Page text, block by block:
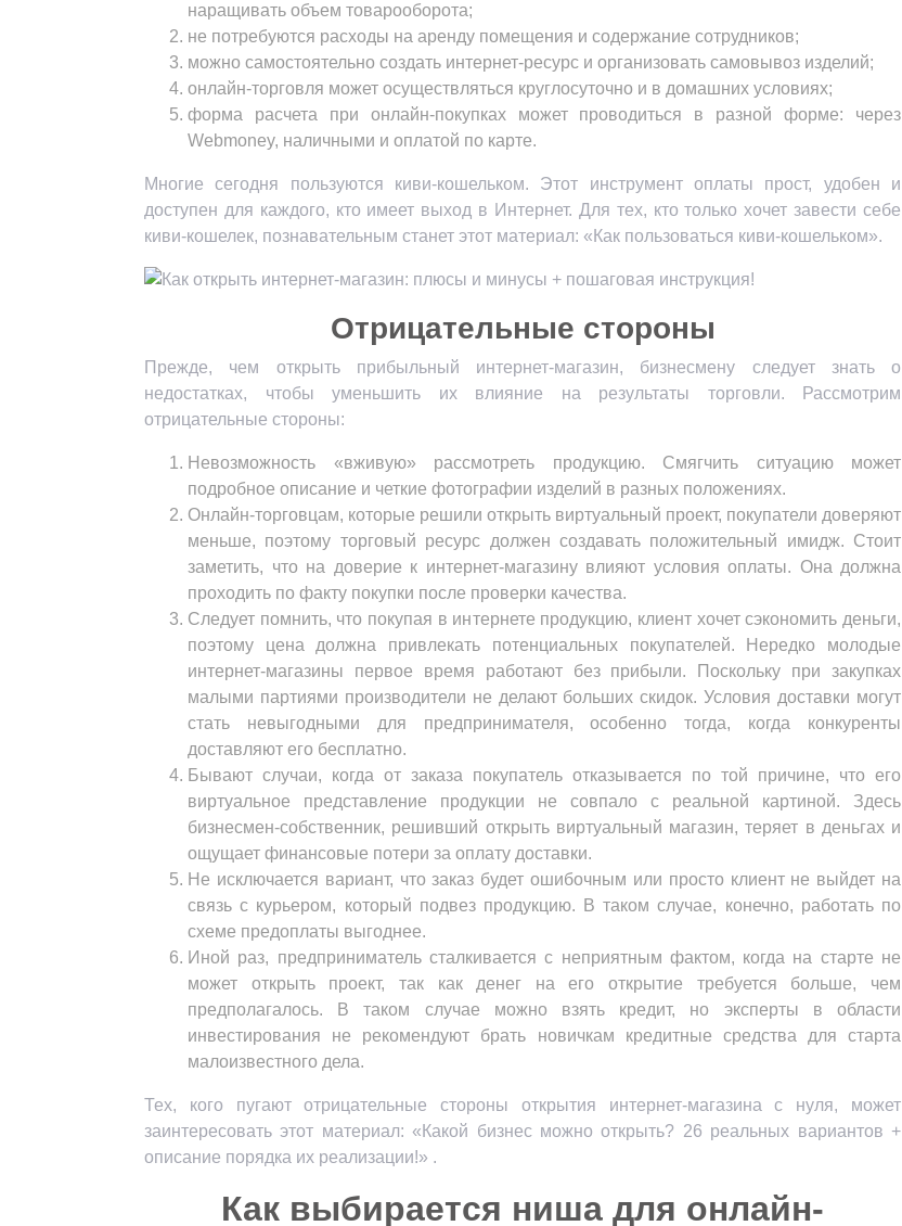
наращивать объем товарооборота;
не потребуются расходы на аренду помещения и содержание сотрудников;
можно самостоятельно создать интернет-ресурс и организовать самовывоз изделий;
онлайн-торговля может осуществляться круглосуточно и в домашних условиях;
форма расчета при онлайн-покупках может проводиться в разной форме: через
Webmoney, наличными и оплатой по карте.
Многие сегодня пользуются киви-кошельком. Этот инструмент оплаты прост, удобен и
доступен для каждого, кто имеет выход в Интернет. Для тех, кто только хочет завести себе
киви-кошелек, познавательным станет этот материал: «Как пользоваться киви-кошельком».
Отрицательные стороны
Прежде, чем открыть прибыльный интернет-магазин, бизнесмену следует знать о
недостатках, чтобы уменьшить их влияние на результаты торговли. Рассмотрим
отрицательные стороны:
Невозможность «вживую» рассмотреть продукцию. Смягчить ситуацию может
подробное описание и четкие фотографии изделий в разных положениях.
Онлайн-торговцам, которые решили открыть виртуальный проект, покупатели доверяют
меньше, поэтому торговый ресурс должен создавать положительный имидж. Стоит
заметить, что на доверие к интернет-магазину влияют условия оплаты. Она должна
проходить по факту покупки после проверки качества.
Следует помнить, что покупая в интернете продукцию, клиент хочет сэкономить деньги,
поэтому цена должна привлекать потенциальных покупателей. Нередко молодые
интернет-магазины первое время работают без прибыли. Поскольку при закупках
малыми партиями производители не делают больших скидок. Условия доставки могут
стать невыгодными для предпринимателя, особенно тогда, когда конкуренты
доставляют его бесплатно.
Бывают случаи, когда от заказа покупатель отказывается по той причине, что его
виртуальное представление продукции не совпало с реальной картиной. Здесь
бизнесмен-собственник, решивший открыть виртуальный магазин, теряет в деньгах и
ощущает финансовые потери за оплату доставки.
Не исключается вариант, что заказ будет ошибочным или просто клиент не выйдет на
связь с курьером, который подвез продукцию. В таком случае, конечно, работать по
схеме предоплаты выгоднее.
Иной раз, предприниматель сталкивается с неприятным фактом, когда на старте не
может открыть проект, так как денег на его открытие требуется больше, чем
предполагалось. В таком случае можно взять кредит, но эксперты в области
инвестирования не рекомендуют брать новичкам кредитные средства для старта
малоизвестного дела.
Тех, кого пугают отрицательные стороны открытия интернет-магазина с нуля, может
заинтересовать этот материал: «Какой бизнес можно открыть? 26 реальных вариантов +
описание порядка их реализации!» .
Как выбирается ниша для онлайн-